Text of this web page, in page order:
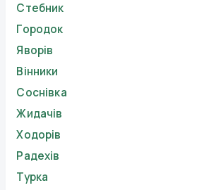
Стебник
Городок
Яворів
Вінники
Соснівка
Жидачів
Ходорів
Радехів
Турка